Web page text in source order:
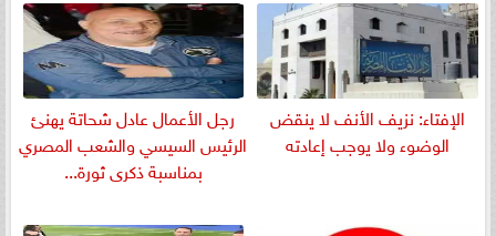
الإفتاء: نزيف الأنف لا ينقض
الوضوء ولا يوجب إعادته
رجل الأعمال عادل شحاتة يهنئ
الرئيس السيسي والشعب المصري
بمناسبة ذكرى ثورة...